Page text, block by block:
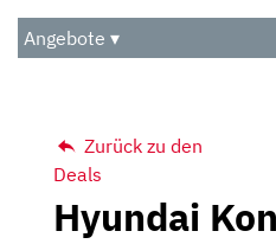
Audio
Das Beste
Angebote ▾
Zurück zu den
Deals
Hyundai